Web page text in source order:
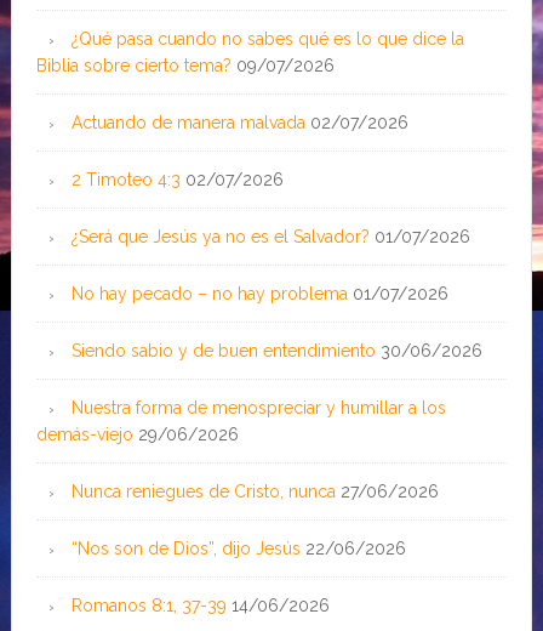
¿Qué pasa cuando no sabes qué es lo que dice la
Biblia sobre cierto tema? 09/07/2026
Actuando de manera malvada 02/07/2026
2 Timoteo 4:3 02/07/2026
¿Será que Jesús ya no es el Salvador? 01/07/2026
No hay pecado – no hay problema 01/07/2026
Siendo sabio y de buen entendimiento 30/06/2026
Nuestra forma de menospreciar y humillar a los
demás-viejo 29/06/2026
Nunca reniegues de Cristo, nunca 27/06/2026
“Nos son de Dios”, dijo Jesús 22/06/2026
Romanos 8:1, 37-39 14/06/2026